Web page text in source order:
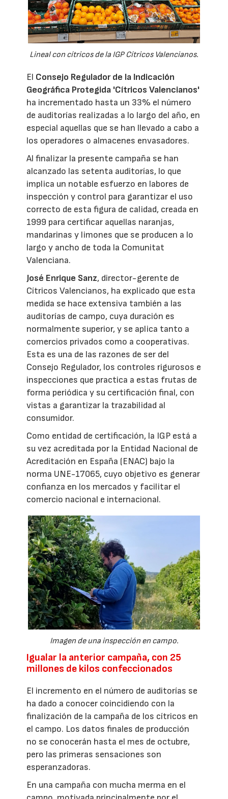
Lineal con cítricos de la IGP Cítricos Valencianos.
El Consejo Regulador de la Indicación
Geográfica Protegida 'Cítricos Valencianos'
ha incrementado hasta un 33% el número
de auditorías realizadas a lo largo del año, en
especial aquellas que se han llevado a cabo a
los operadores o almacenes envasadores.
Al finalizar la presente campaña se han
alcanzado las setenta auditorías, lo que
implica un notable esfuerzo en labores de
inspección y control para garantizar el uso
correcto de esta figura de calidad, creada en
1999 para certificar aquellas naranjas,
mandarinas y limones que se producen a lo
largo y ancho de toda la Comunitat
Valenciana.
José Enrique Sanz, director-gerente de
Cítricos Valencianos, ha explicado que esta
medida se hace extensiva también a las
auditorías de campo, cuya duración es
normalmente superior, y se aplica tanto a
comercios privados como a cooperativas.
Esta es una de las razones de ser del
Consejo Regulador, los controles rigurosos e
inspecciones que practica a estas frutas de
forma periódica y su certificación final, con
vistas a garantizar la trazabilidad al
consumidor.
Como entidad de certificación, la IGP está a
su vez acreditada por la Entidad Nacional de
Acreditación en España (ENAC) bajo la
norma UNE-17065, cuyo objetivo es generar
confianza en los mercados y facilitar el
comercio nacional e internacional.
Imagen de una inspección en campo.
Igualar la anterior campaña, con 25
millones de kilos confeccionados
El incremento en el número de auditorías se
ha dado a conocer coincidiendo con la
finalización de la campaña de los cítricos en
el campo. Los datos finales de producción
no se conocerán hasta el mes de octubre,
pero las primeras sensaciones son
esperanzadoras.
En una campaña con mucha merma en el